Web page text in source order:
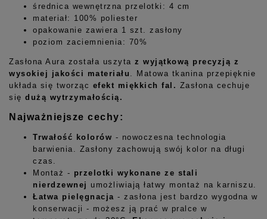
średnica wewnętrzna przelotki: 4 cm
materiał: 100% poliester
opakowanie zawiera 1 szt. zasłony
poziom zaciemnienia: 70%
Zasłona Aura została uszyta z wyjątkową precyzją z
wysokiej jakości materiału . Matowa tkanina przepięknie
układa się tworząc efekt miękkich fal. Zasłona cechuje
się dużą wytrzymałością.
Najważniejsze cechy:
Trwałość kolorów - nowoczesna technologia
barwienia. Zasłony zachowują swój kolor na długi
czas.
Montaż - przelotki wykonane ze stali
nierdzewnej umożliwiają łatwy montaż na karniszu.
Łatwa pielęgnacja - zasłona jest bardzo wygodna w
konserwacji - możesz ją prać w pralce w